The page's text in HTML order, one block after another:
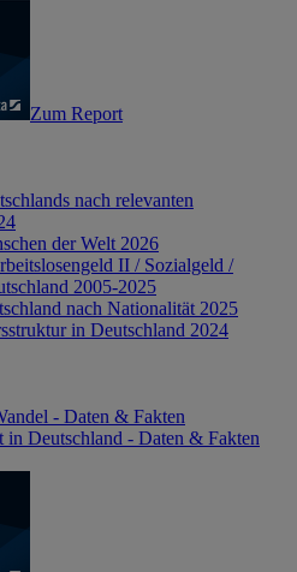
Zum Report
nach relevanten
der Welt 2026
II / Sozialgeld /
2005-2025
nach Nationalität 2025
in Deutschland 2024
- Daten & Fakten
in Deutschland - Daten & Fakten